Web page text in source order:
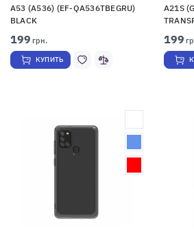
A53 (A536) (EF-QA536TBEGRU)
BLACK
199 грн.
КУПИТЬ
A21S
199